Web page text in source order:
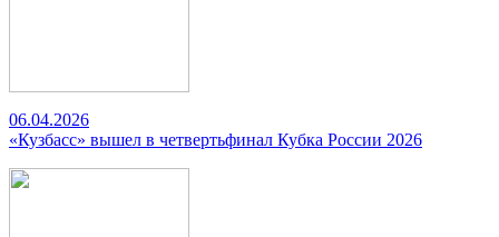
06.04.2026
«Кузбасс» вышел в четвертьфинал Кубка России 2026